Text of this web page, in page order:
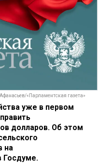
«Парламентская газета»
уже в первом
долларов. Об этом
на
Госдуме.